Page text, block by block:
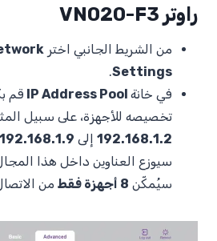
راوتر VN020-F3
من الشريط الجانبي اختر
Settings
.
في خانة
قم
تخصيصه للأجهزة، على سبيل
192.168.1.2 إلى 192.168.1.9
سيوزع العناوين داخل هذا
سيُمكّن 8 أجهزة فقط من